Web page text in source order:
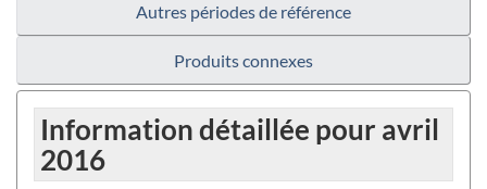
Autres périodes de référence
Produits connexes
Information détaillée pour avril
2016